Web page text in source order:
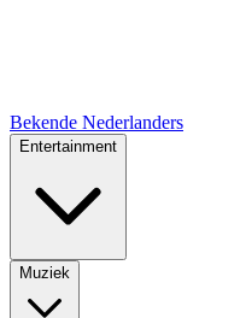
Bekende Nederlanders
Entertainment
Muziek